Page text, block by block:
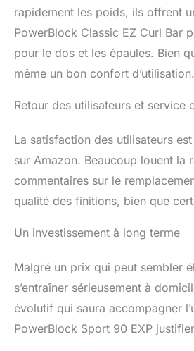
rapidement les poids, ils offrent
PowerBlock Classic EZ Curl Bar
pour le dos et les épaules. Bien
même un bon confort d’utilisation.
Retour des utilisateurs et service
La satisfaction des utilisateurs
sur Amazon. Beaucoup louent
commentaires sur le
qualité des finitions, bien que
Un investissement à long terme
Malgré un prix qui peut sembler
s’entraîner sérieusement à
évolutif qui saura accompagner
PowerBlock Sport 90 EXP